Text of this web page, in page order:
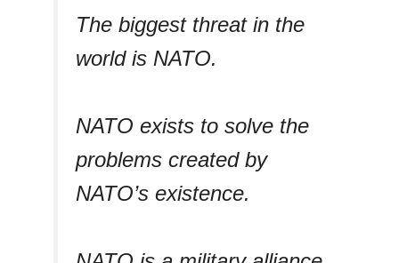
The biggest threat in the
world is NATO.
NATO exists to solve the
problems created by
NATO’s existence.